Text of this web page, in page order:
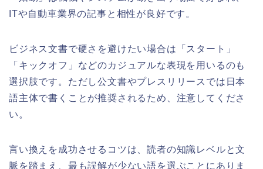
ITや自動車業界の記事と相性が良好です。
ビジネス文書で硬さを避けたい場合は「スタート」
「キックオフ」などのカジュアルな表現を用いるのも
選択肢です。ただし公文書やプレスリリースでは日本
語主体で書くことが推奨されるため、注意してくださ
い。
言い換えを成功させるコツは、読者の知識レベルと文
脈を踏まえ、最も誤解が少ない語を選ぶことにありま